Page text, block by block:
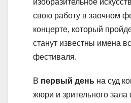
изобразительное
свою работу в заочном
концерте, который
станут известны имена
фестиваля.
В первый день на суд
жюри и зрительного зала